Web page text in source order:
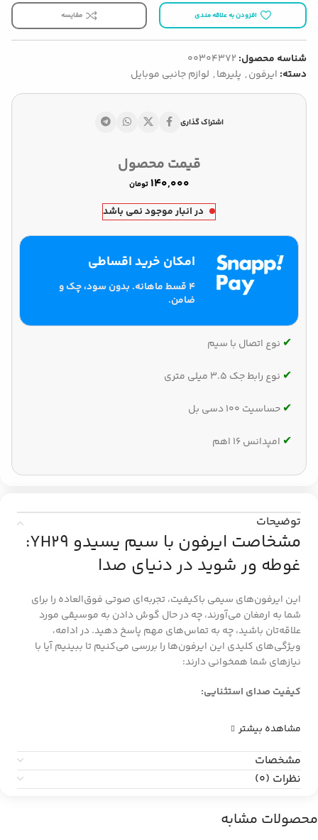
افزودن به علاقه مندی مقایسه
شناسه محصول: 00304372
دسته: ایرفون, پلیرها, لوازم جانبی موبایل
اشتراک گذاری
قیمت محصول
تومان
در انبار موجود نمی باشد
امکان خرید اقساطی
۴ قسط ماهانه. بدون سود، چک و
ضامن.
✔‌ نوع اتصال با سیم
✔‌ نوع رابط جک 3.5 میلی متری
✔‌ حساسیت 100 دسی بل
✔‌ امپدانس 16 اهم
توضیحات
مشخاصت ایرفون با سیم یسیدو YH29:
غوطه ور شوید در دنیای صدا
این ایرفون‌های سیمی باکیفیت، تجربه‌ای صوتی فوق‌العاده را برای
شما به ارمغان می‌آورند، چه در حال گوش دادن به موسیقی مورد
علاقه‌تان باشید، چه به تماس‌های مهم پاسخ دهید. در ادامه،
ویژگی‌های کلیدی این ایرفون‌ها را بررسی می‌کنیم تا ببینیم آیا با
نیازهای شما همخوانی دارند:
کیفیت صدای استثنایی:
مشاهده بیشتر
مشخصات
نظرات (0)
محصولات مشابه